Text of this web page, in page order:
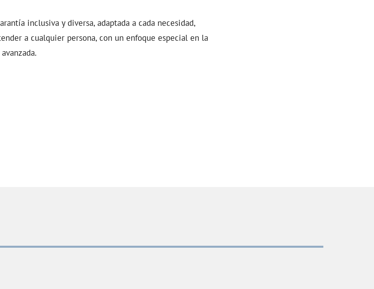
inclusiva y diversa, adaptada a cada necesidad,
a cualquier persona, con un enfoque especial en la